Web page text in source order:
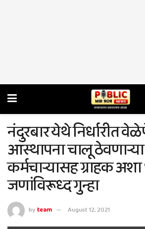
नंदुरबार येथे निर्धारीत
आस्थापना चालू
कर्मचार्‍यासह ग्राहक
जणांविरूध्द गुन्हा
byteam August 12, 2021